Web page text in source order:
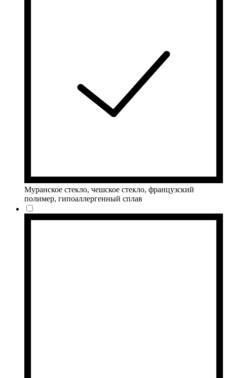
Муранское стекло, чешское стекло, французский
полимер, гипоаллергенный сплав